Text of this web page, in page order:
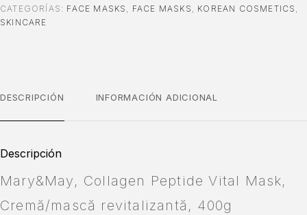
CATEGORÍAS: FACE MASKS , FACE MASKS , KOREAN COSMETICS ,
SKINCARE
DESCRIPCIÓN INFORMACIÓN ADICIONAL
Descripción
Mary&May, Collagen Peptide Vital Mask,
Cremă/mască revitalizantă, 400g